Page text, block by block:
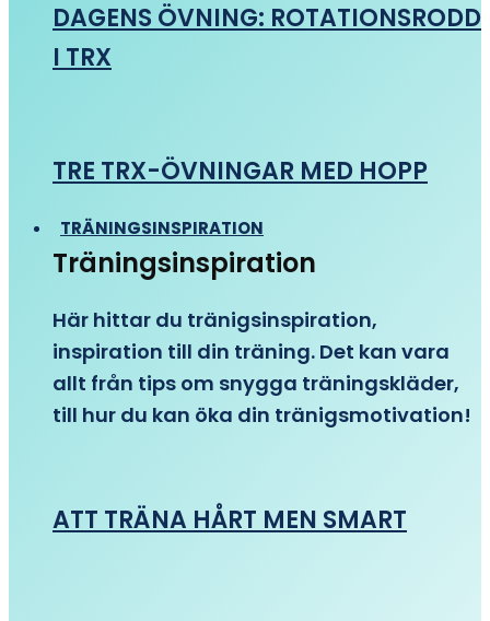
DAGENS ÖVNING: ROTATIONSRODD
I TRX
TRE TRX-ÖVNINGAR MED HOPP
TRÄNINGSINSPIRATION
Träningsinspiration
Här hittar du tränigsinspiration,
inspiration till din träning. Det kan vara
allt från tips om snygga träningskläder,
till hur du kan öka din tränigsmotivation!
ATT TRÄNA HÅRT MEN SMART